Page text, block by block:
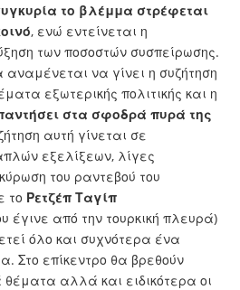
το βλέμμα στρέφεται
, ενώ εντείνεται η
των ποσοστών συσπείρωσης.
να γίνει η συζήτηση
εξωτερικής πολιτικής και η
στα σφοδρά πυρά της
αυτή γίνεται σε
εξελίξεων, λίγες
του ραντεβού του
το Ρετζέπ Ταγίπ
έγινε από την τουρκική πλευρά)
όλο και συχνότερα ένα
Στο επίκεντρο θα βρεθούν
αλλά και ειδικότερα οι